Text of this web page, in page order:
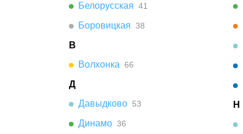
Белорусская 41
Боровицкая 38
В
Волхонка 66
Д
Давыдково 53
Динамо 36
Н